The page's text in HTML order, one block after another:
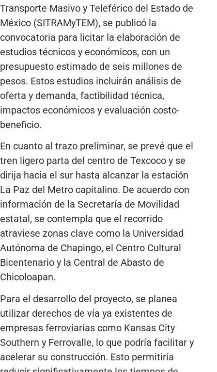
Transporte Masivo y Teleférico del Estado de
México (SITRAMyTEM), se publicó la
convocatoria para licitar la elaboración de
estudios técnicos y económicos, con un
presupuesto estimado de seis millones de
pesos. Estos estudios incluirán análisis de
oferta y demanda, factibilidad técnica,
impactos económicos y evaluación costo-
beneficio.
En cuanto al trazo preliminar, se prevé que el
tren ligero parta del centro de Texcoco y se
dirija hacia el sur hasta alcanzar la estación
La Paz del Metro capitalino. De acuerdo con
información de la Secretaría de Movilidad
estatal, se contempla que el recorrido
atraviese zonas clave como la Universidad
Autónoma de Chapingo, el Centro Cultural
Bicentenario y la Central de Abasto de
Chicoloapan.
Para el desarrollo del proyecto, se planea
utilizar derechos de vía ya existentes de
empresas ferroviarias como Kansas City
Southern y Ferrovalle, lo que podría facilitar y
acelerar su construcción. Esto permitiría